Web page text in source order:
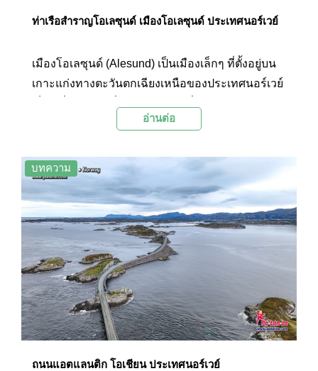
ท่าเรือสำราญโอเลซุนด์ เมืองโอเลซุนด์ ประเทศนอร์เวย์
เมืองโอเลซุนด์ (Alesund) เป็นเมืองเล็กๆ ที่ตั้งอยู่บน
เกาะแก่งทางตะวันตกเฉียงเหนือของประเทศนอร์เวย์
เป็นจุดหมายปลายทางที่นักท่องเที่ยวหลายคนไม่ควร
ด้วยเรือสำราญที่ Alesund Cruise Port
อ่านต่อ
บทความ
ถนนแอตแลนติก โอเชียน ประเทศนอร์เวย์